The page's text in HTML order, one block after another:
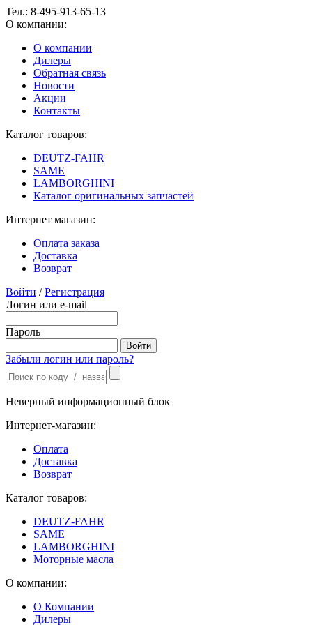
Тел.: 8-495-913-65-13
О компании:
О компании
Дилеры
Обратная связь
Новости
Акции
Контакты
Каталог товаров:
DEUTZ-FAHR
SAME
LAMBORGHINI
Каталог оригинальных запчастей
Интернет магазин:
Оплата заказа
Доставка
Возврат
Войти / Регистрация
Логин или e-mail
Пароль
Забыли логин или пароль?
Неверный информационный блок
Интернет-магазин:
Оплата
Доставка
Возврат
Каталог товаров:
DEUTZ-FAHR
SAME
LAMBORGHINI
Моторные масла
О компании:
О Компании
Дилеры